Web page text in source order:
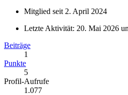
Mitglied seit 2. April 2024
Letzte Aktivität: 20. Mai 2026
Beiträge
1
Punkte
5
Profil-Aufrufe
1.077